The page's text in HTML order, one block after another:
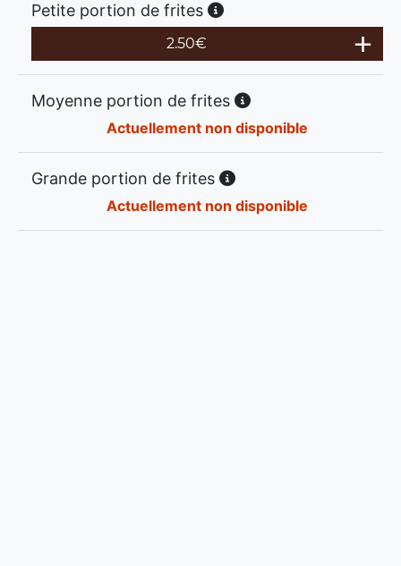
Petite portion de frites
2.50€
Moyenne portion de frites
Actuellement non disponible
Grande portion de frites
Actuellement non disponible